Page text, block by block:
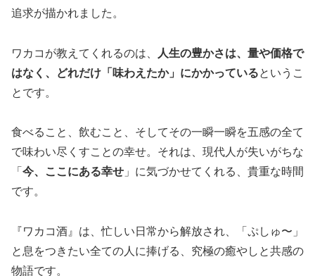
追求が描かれました。
ワカコが教えてくれるのは、
人生の豊かさは、量や価格で
はなく、どれだけ「味わえたか」にかかっているというこ
とです。
食べること、飲むこと、そしてその一瞬一瞬を五感の全て
で味わい尽くすことの幸せ。それは、現代人が失いがちな
「 今、ここにある幸せ 」に気づかせてくれる、貴重な時間
です。
『ワカコ酒』は、忙しい日常から解放され、「ぷしゅ〜」
と息をつきたい全ての人に捧げる、究極の癒やしと共感の
物語です。